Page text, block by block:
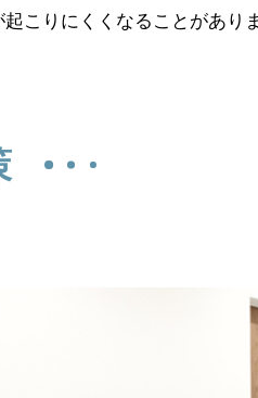
こりにくくなることがありま